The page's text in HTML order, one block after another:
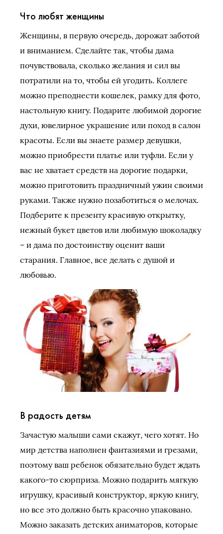
Что любят женщины
Женщины, в первую очередь, дорожат заботой
и вниманием. Сделайте так, чтобы дама
почувствовала, сколько желания и сил вы
потратили на то, чтобы ей угодить. Коллеге
можно преподнести кошелек, рамку для фото,
настольную книгу. Подарите любимой дорогие
духи, ювелирное украшение или поход в салон
красоты. Если вы знаете размер девушки,
можно приобрести платье или туфли. Если у
вас не хватает средств на дорогие подарки,
можно приготовить праздничный ужин своими
руками. Также нужно позаботиться о мелочах.
Подберите к презенту красивую открытку,
нежный букет цветов или любимую шоколадку
– и дама по достоинству оценит ваши
старания. Главное, все делать с душой и
любовью.
В радость детям
Зачастую малыши сами скажут, чего хотят. Но
мир детства наполнен фантазиями и грезами,
поэтому ваш ребенок обязательно будет ждать
какого-то сюрприза. Можно подарить мягкую
игрушку, красивый конструктор, яркую книгу,
но все это должно быть красочно упаковано.
Можно заказать детских аниматоров, которые